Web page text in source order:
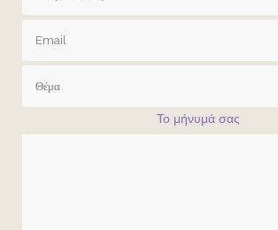
Το μήνυμά σας